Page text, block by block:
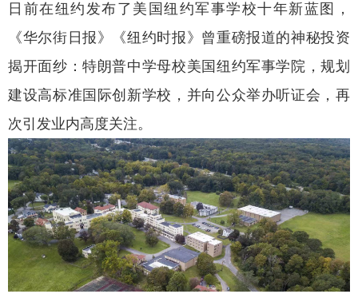
日前在纽约发布了美国纽约军事学校十年新蓝图，
《华尔街日报》《纽约时报》曾重磅报道的神秘投资
揭开面纱：特朗普中学母校美国纽约军事学院，规划
建设高标准国际创新学校，并向公众举办听证会，再
次引发业内高度关注。